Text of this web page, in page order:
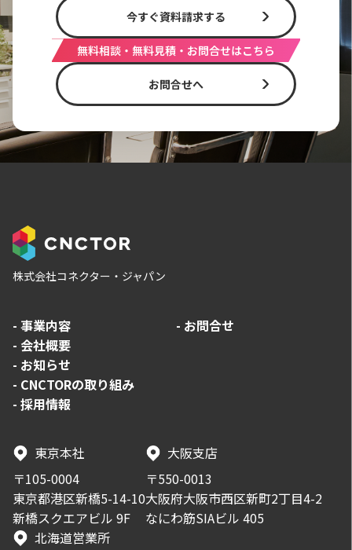
今すぐ資料請求する
無料相談・無料見積・お問合せはこちら
お問合せへ
株式会社コネクター・ジャパン
東京本社
〒105-0004
東京都港区新橋5-14-10
新橋スクエアビル 9F
大阪支店
〒550-0013
大阪府大阪市西区新町2丁目4-2
なにわ筋SIAビル 405
北海道営業所
- 事業内容
- 会社概要
- お知らせ
- CNCTORの取り組み
- 採用情報
- お問合せ